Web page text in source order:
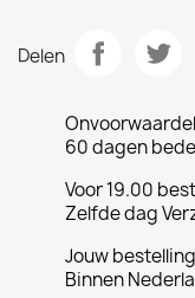
Delen
60 dagen
Voor 19.00
Zelfde dag
Jouw
Binnen